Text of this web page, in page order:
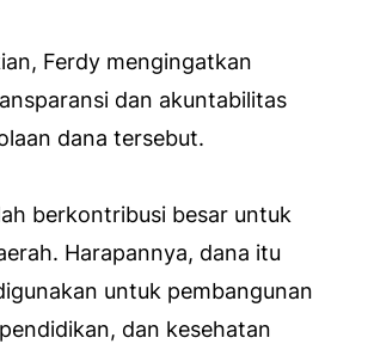
Ferdy mengingatkan
dan akuntabilitas
dana tersebut.
berkontribusi besar untuk
Harapannya, dana itu
untuk pembangunan
dan kesehatan